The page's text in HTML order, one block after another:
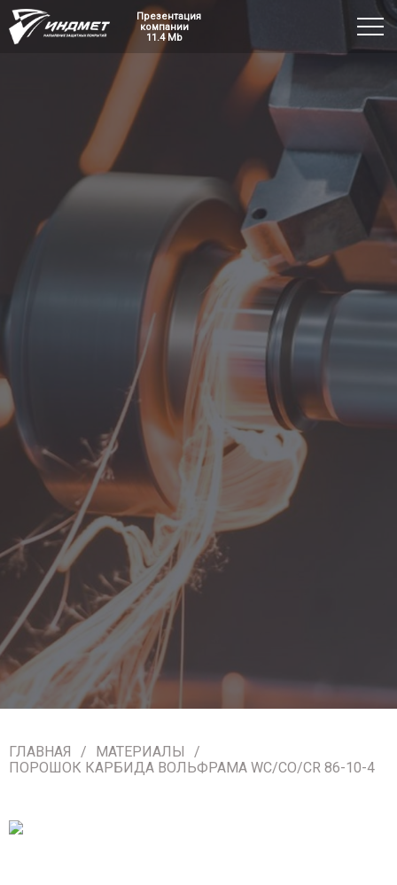
Презентация
компании
11.4 Mb
ГЛАВНАЯ
МАТЕРИАЛЫ
ПОРОШОК КАРБИДА ВОЛЬФРАМА WC/CO/CR 86-10-4